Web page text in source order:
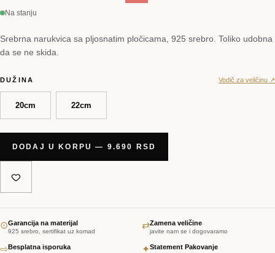
Na stanju
Srebrna narukvica sa pljosnatim pločicama, 925 srebro. Toliko udobna
da se ne skida.
DUŽINA Vodič za veličinu ↗
20cm 22cm
DODAJ U KORPU — 9.690 RSD
⊙Garancija na materijal
925 srebro, sertifikat uz komad
⇄Zamena veličine
javite nam se i dogovaramo
⇨Besplatna isporuka ✦Statement Pakovanje